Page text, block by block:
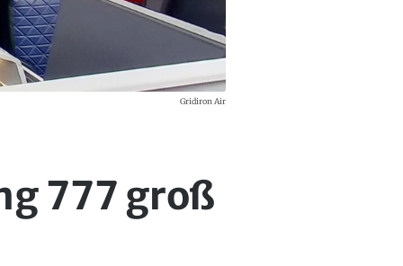
Gridiron Air
777 groß